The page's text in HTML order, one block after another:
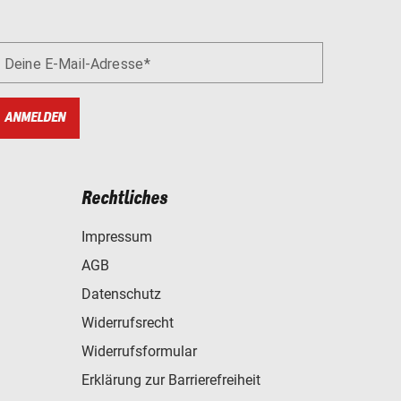
Deine E-Mail-Adresse
ANMELDEN
Rechtliches
Impressum
AGB
Datenschutz
Widerrufsrecht
Widerrufsformular
Erklärung zur Barrierefreiheit